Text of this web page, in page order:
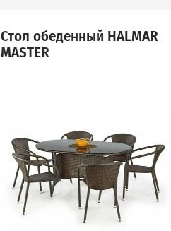
Стол обеденный HALMAR
MASTER